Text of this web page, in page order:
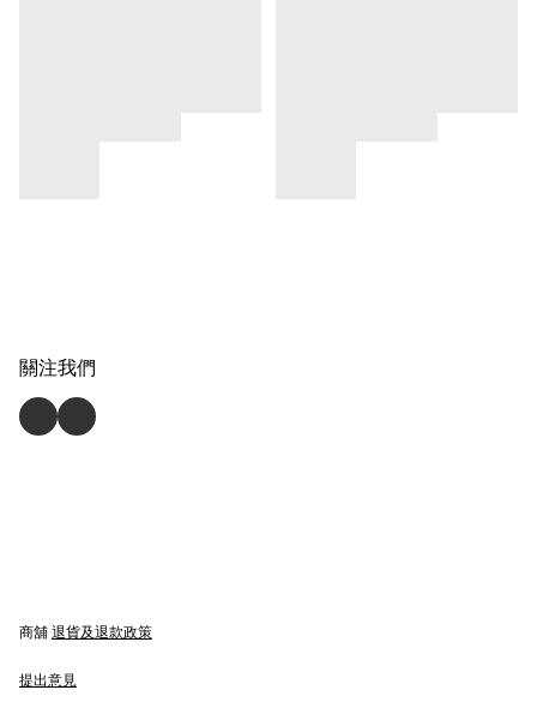
關注我們
商舖 退貨及退款政策
提出意見